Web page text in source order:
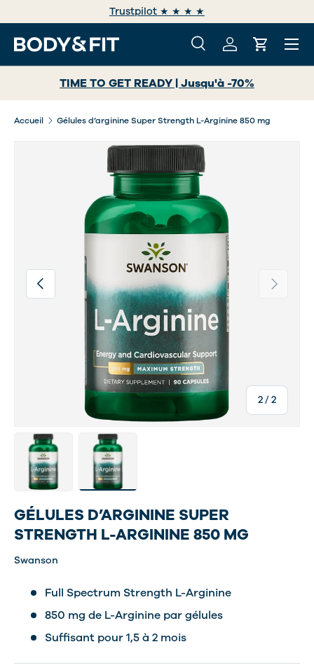
ALLER AU CONTENU
Trustpilot ★ ★ ★ ★
Recherche
RechercheSe connecter
Panier
Menu
TIME TO GET READY | Jusqu'à -70%
Accueil Gélules d’arginine Super Strength L-Arginine 850 mg
L’image 2 est maintenant disponible dans la vue de
Précédent
2/de
2
Suivant
Charger l’image 1 dans la vue de galerie
Charger l’image 2 dans la vue de galerie
GÉLULES D’ARGININE SUPER
STRENGTH L-ARGININE 850 MG
Swanson
Full Spectrum Strength L-Arginine
850 mg de L-Arginine par gélules
Suffisant pour 1,5 à 2 mois